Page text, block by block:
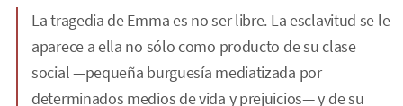
La tragedia de Emma es no ser libre. La esclavitud se le
aparece a ella no sólo como producto de su clase
social —pequeña burguesía mediatizada por
determinados medios de vida y prejuicios— y de su